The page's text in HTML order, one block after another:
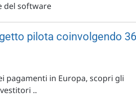
del software
pilota coinvolgendo 36
pagamenti in Europa, scopri gli
..